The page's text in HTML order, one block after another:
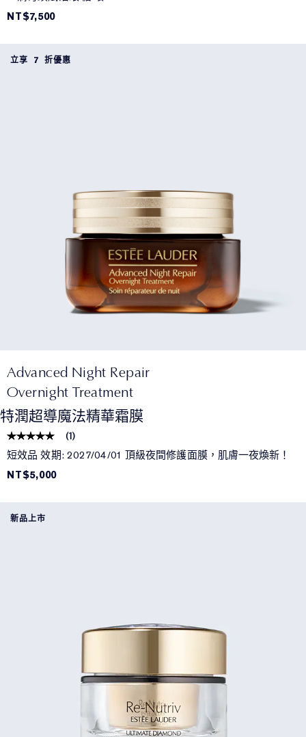
NT$7,500
立享 7 折優惠
Advanced Night Repair
Overnight Treatment
特潤超導魔法精華霜膜
(1)
短效品 效期: 2027/04/01 頂級夜間修護面膜，肌膚一夜煥新！
NT$5,000
新品上市